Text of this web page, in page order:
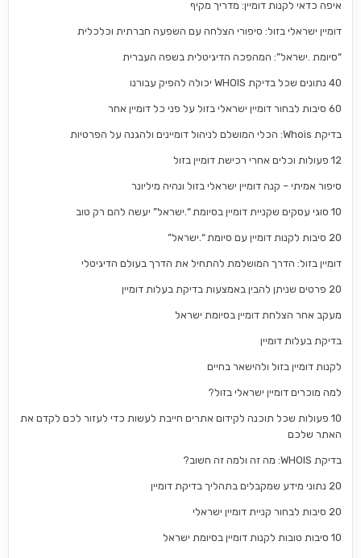
איפה כדאי לקנות דומיין: מדריך מקיף
דומיין ישראלי בזול: סיפורי הצלחה עם השפעה חברתית וכלכלית
“סיומת .ישראל”: המהפכה הדיגיטלית בשפה העברית
40 נתונים שכל בדיקת WHOIS יכולה להפיק עבורנו
60 סיבות לבחור דומיין ישראלי בזול על פני כל דומיין אחר
בדיקת Whois: הכלי המושלם לניהול דומיינים ולהגנה על הפרטיות
12 פעולות וכלים אחרי רכישת דומיין בזול
סיפור אמיתי – קנה דומיין ישראלי בזול ונהיה מיליונר
10 סוגי עסקים שקניית דומיין בסיומת “.ישראל” יעשה להם רק טוב
20 סיבות לקנות דומיין עם סיומת “.ישראל”
דומיין בזול: הדרך המושלמת להתחיל את הדרך בעולם הדיגיטלי
20 פרטים שניתן להבין באמצעות בדיקת בעלות דומיין
מעקב אחר הצלחת דומיין בסיומת ישראל
בדיקת בעלות דומיין
לקנות דומיין בזול ולהישאר בחיים
למה מוכרים דומיין ישראלי בזול?
10 פעולות שכל תוכנה לקידום אתרים חייבת לעשות כדי לעזור לכם לקדם את
האתר שלכם
בדיקת WHOIS: מה זה ולמה זה חשוב?
20 נתוני מידע שמקבלים בתהליך בדיקת דומיין
20 סיבות לבחור קניית דומיין ישראלי
10 סיבות טובות לקנות דומיין בסיומת ישראל